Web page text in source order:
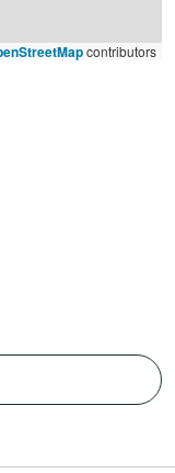
contributors